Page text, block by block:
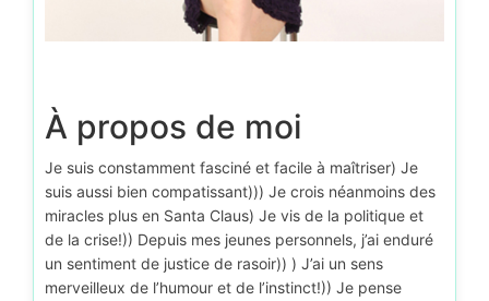
À propos de moi
Je suis constamment fasciné et facile à maîtriser) Je
suis aussi bien compatissant))) Je crois néanmoins des
miracles plus en Santa Claus) Je vis de la politique et
de la crise!)) Depuis mes jeunes personnels, j’ai enduré
un sentiment de justice de rasoir)) ) J’ai un sens
merveilleux de l’humour et de l’instinct!)) Je pense